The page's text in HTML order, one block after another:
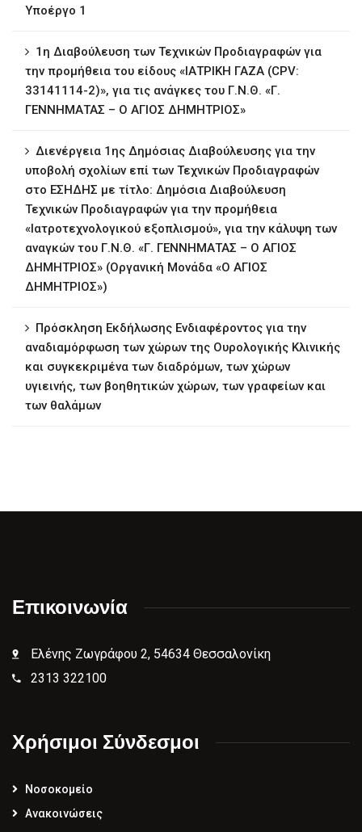
Υποέργο 1
1η ∆ιαβούλευση των Τεχνικών Προδιαγραφών για
την προμήθεια του είδους «ΙΑΤΡΙΚΗ ΓΑΖΑ (CPV:
33141114-2)», για τις ανάγκες του Γ.Ν.Θ. «Γ.
ΓΕΝΝΗΜΑΤΑΣ – Ο ΑΓΙΟΣ ΔΗΜΗΤΡΙΟΣ»
∆ιενέργεια 1ης ∆ηµόσιας ∆ιαβούλευσης για την
υποβολή σχολίων επί των Τεχνικών Προδιαγραφών
στο ΕΣΗΔΗΣ με τίτλο: Δημόσια Διαβούλευση
Τεχνικών Προδιαγραφών για την προμήθεια
«Ιατροτεχνολογικού εξοπλισμού», για την κάλυψη των
αναγκών του Γ.Ν.Θ. «Γ. ΓΕΝΝΗΜΑΤΑΣ – Ο ΑΓΙΟΣ
ΔΗΜΗΤΡΙΟΣ» (Οργανική Μονάδα «Ο ΑΓΙΟΣ
ΔΗΜΗΤΡΙΟΣ»)
Πρόσκληση Εκδήλωσης Ενδιαφέροντος για την
αναδιαμόρφωση των χώρων της Ουρολογικής Κλινικής
και συγκεκριμένα των διαδρόμων, των χώρων
υγιεινής, των βοηθητικών χώρων, των γραφείων και
των θαλάμων
Επικοινωνία
Ελένης Ζωγράφου 2, 54634 Θεσσαλονίκη
2313 322100
Χρήσιμοι Σύνδεσμοι
Νοσοκομείο
Ανακοινώσεις